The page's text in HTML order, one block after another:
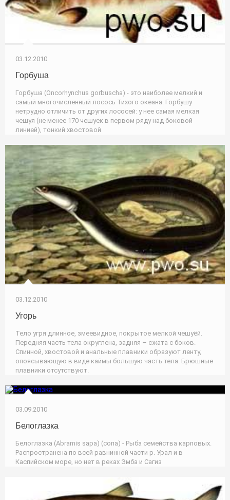
03.12.2010
Горбуша
Горбуша (Oncorhynchus gorbuscha) - это наиболее мелкий и
самый многочисленный лосось Тихого океана. Горбушу
нетрудно отличить от других лососей: у нее самая мелкая
чешуя (не менее 170 чешуек в первом ряду над боковой
линией), тонкий хвостовой
03.12.2010
Угорь
Тело угря длинное, змеевидное, покрытое мелкой чешуёй.
Передняя часть тела округлена, задняя – сжата с боков.
Спинной, хвостовой и анальные плавники образуют ленту,
опоясывающую в виде каймы большую часть тела. Брюшные
плавники отсутствуют.
03.09.2010
Белоглазка
Белоглазка (Abramis sapa) (сопа) - Рыба семейства карповых.
Распространена по всей равнинной части р. Урал и в
Каспийском море, но нет в реках Эмба и Сагиз